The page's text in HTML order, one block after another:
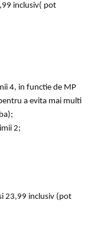
inclusiv( pot
4, in functie de MP
a evita mai multi
2;
23,99 inclusiv (pot